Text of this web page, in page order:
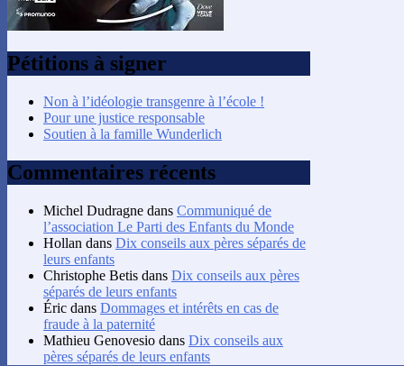
Pétitions à signer
Non à l’idéologie transgenre à l’école !
Pour une justice responsable
Soutien à la famille Wunderlich
Commentaires récents
Michel Dudragne dans Communiqué de
l’association Le Parti des Enfants du Monde
Hollan dans Dix conseils aux pères séparés de
leurs enfants
Christophe Betis dans Dix conseils aux pères
séparés de leurs enfants
Éric dans Dommages et intérêts en cas de
fraude à la paternité
Mathieu Genovesio dans Dix conseils aux
pères séparés de leurs enfants